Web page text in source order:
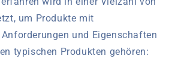
um Produkte mit
und Eigenschaften
typischen Produkten gehören: